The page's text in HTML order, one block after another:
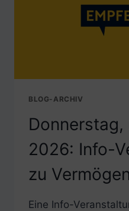
BLOG-ARCHIV
2026: Info-
zu
Eine Info-